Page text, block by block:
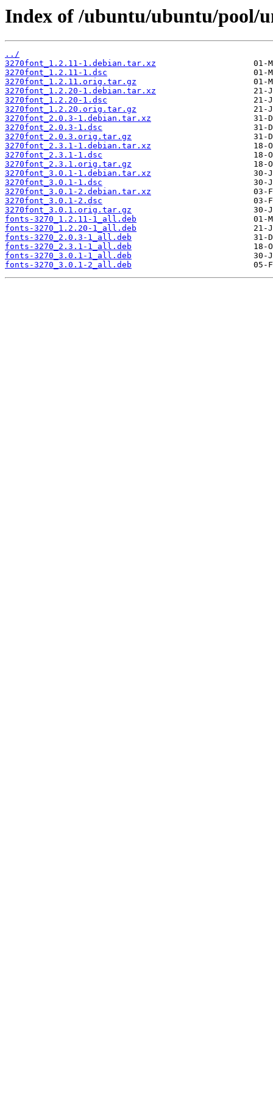
Index of /ubuntu/ubuntu/pool/
../
3270font_1.2.11-1.debian.tar.xz
3270font_1.2.11-1.dsc
3270font_1.2.11.orig.tar.gz
3270font_1.2.20-1.debian.tar.xz
3270font_1.2.20-1.dsc
3270font_1.2.20.orig.tar.gz
3270font_2.0.3-1.debian.tar.xz
3270font_2.0.3-1.dsc
3270font_2.0.3.orig.tar.gz
3270font_2.3.1-1.debian.tar.xz
3270font_2.3.1-1.dsc
3270font_2.3.1.orig.tar.gz
3270font_3.0.1-1.debian.tar.xz
3270font_3.0.1-1.dsc
3270font_3.0.1-2.debian.tar.xz
3270font_3.0.1-2.dsc
3270font_3.0.1.orig.tar.gz
fonts-3270_1.2.11-1_all.deb
fonts-3270_1.2.20-1_all.deb
fonts-3270_2.0.3-1_all.deb
fonts-3270_2.3.1-1_all.deb
fonts-3270_3.0.1-1_all.deb
fonts-3270_3.0.1-2_all.deb